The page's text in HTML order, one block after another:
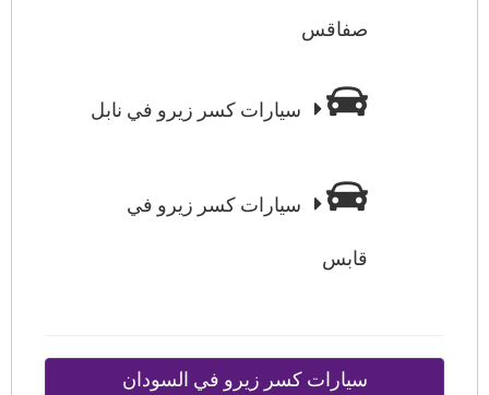
صفاقس
سيارات كسر زيرو في نابل
سيارات كسر زيرو في
قابس
سيارات كسر زيرو في السودان